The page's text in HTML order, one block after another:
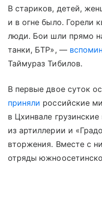
В стариков, детей,
и в огне было. Горели
люди. Бои шли прямо
танки, БТР», —
Таймураз Тибилов.
В первые двое суток
приняли российские
в Цхинвале
из артиллерии и
вторжения. Вместе с
отряды